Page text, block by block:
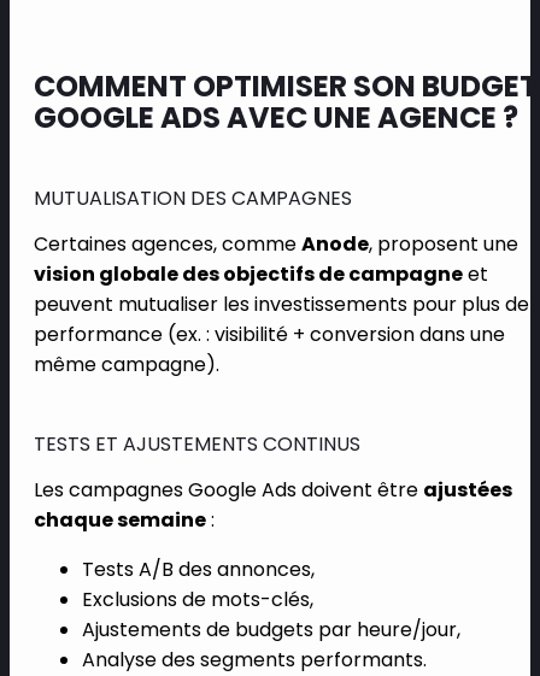
COMMENT OPTIMISER SON BUDGET
GOOGLE ADS AVEC UNE AGENCE ?
MUTUALISATION DES CAMPAGNES
Certaines agences, commeAnode, proposent une
vision globale des objectifs de campagneet
peuvent mutualiser les investissements pour plus de
performance (ex. : visibilité + conversion dans une
même campagne).
TESTS ET AJUSTEMENTS CONTINUS
Les campagnes Google Ads doivent être ajustées
chaque semaine:
Tests A/B des annonces,
Exclusions de mots-clés,
Ajustements de budgets par heure/jour,
Analyse des segments performants.